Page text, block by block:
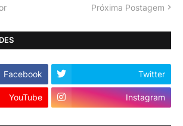
Próxima Postagem
Facebook Twitter
YouTube Instagram